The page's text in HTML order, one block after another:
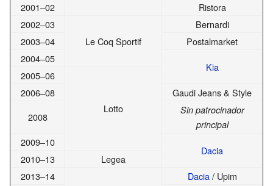
2001–02
Ristora
2002–03
Le Coq Sportif
Bernardi
2003–04
Postalmarket
2004–05
Kia
2005–06
Lotto
2006–08
Gaudi Jeans & Style
2008
Sin patrocinador
principal
2009–10
Dacia
2010–13
Legea
2013–14
Dacia/ Upim